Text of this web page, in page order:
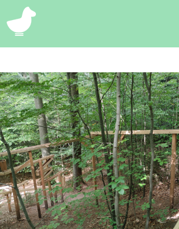
Suchen
Eintragen
App
Blog
Partner